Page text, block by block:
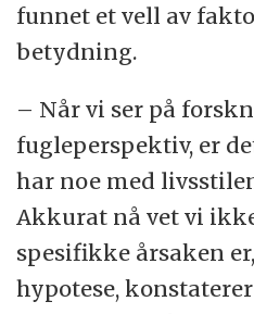
funnet et vell av
betydning.
– Når vi ser på
fugleperspektiv, er
har noe med
Akkurat nå vet vi
spesifikke årsaken
hypotese,